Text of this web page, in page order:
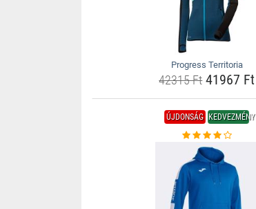
Progress Territoria
42315 Ft41967 Ft
ÚJDONSÁG KEDVEZMÉNY